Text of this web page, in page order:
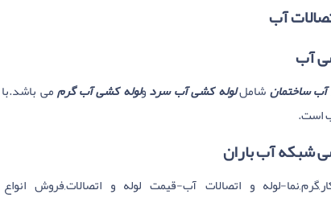
آب
آب
ساختمانشامللوله کشی آب سردولوله کشی آب گرممی
است.
شبکه آب باران
لوله و اتصالات آب-قیمت لوله و اتصالات,فروش